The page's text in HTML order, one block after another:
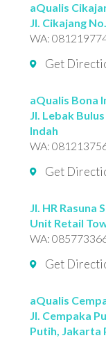
aQualis
Jl. Cikajang
WA:
Get
aQualis Bona
Jl. Lebak
Indah
WA:
Get
Jl. HR Rasuna
Unit Retail
WA:
Get
aQualis
Jl. Cempaka
Putih, Jakarta